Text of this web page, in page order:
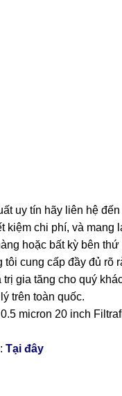
uy tín hãy liên hệ đến
kiệm chi phí, và mang
hoặc bất kỳ bên
cung cấp đầy đủ rõ
gia tăng cho quý
trên toàn quốc.
micron 20 inch
Tại đây